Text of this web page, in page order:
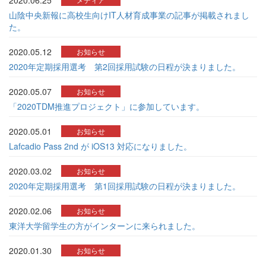
山陰中央新報に高校生向けIT人材育成事業の記事が掲載されまし
た。
2020.05.12 お知らせ
2020年定期採用選考 第2回採用試験の日程が決まりました。
2020.05.07 お知らせ
「2020TDM推進プロジェクト」に参加しています。
2020.05.01 お知らせ
Lafcadio Pass 2nd が iOS13 対応になりました。
2020.03.02 お知らせ
2020年定期採用選考 第1回採用試験の日程が決まりました。
2020.02.06 お知らせ
東洋大学留学生の方がインターンに来られました。
2020.01.30 お知らせ